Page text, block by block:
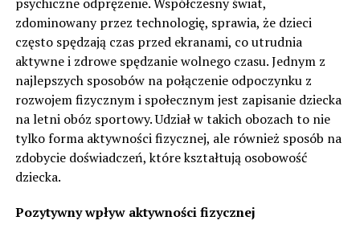
zdominowany przez technologię, sprawia, że dzieci
często spędzają czas przed ekranami, co utrudnia
aktywne i zdrowe spędzanie wolnego czasu. Jednym z
najlepszych sposobów na połączenie odpoczynku z
rozwojem fizycznym i społecznym jest zapisanie dziecka
na letni obóz sportowy. Udział w takich obozach to nie
tylko forma aktywności fizycznej, ale również sposób na
zdobycie doświadczeń, które kształtują osobowość
dziecka.
Pozytywny wpływ aktywności fizycznej